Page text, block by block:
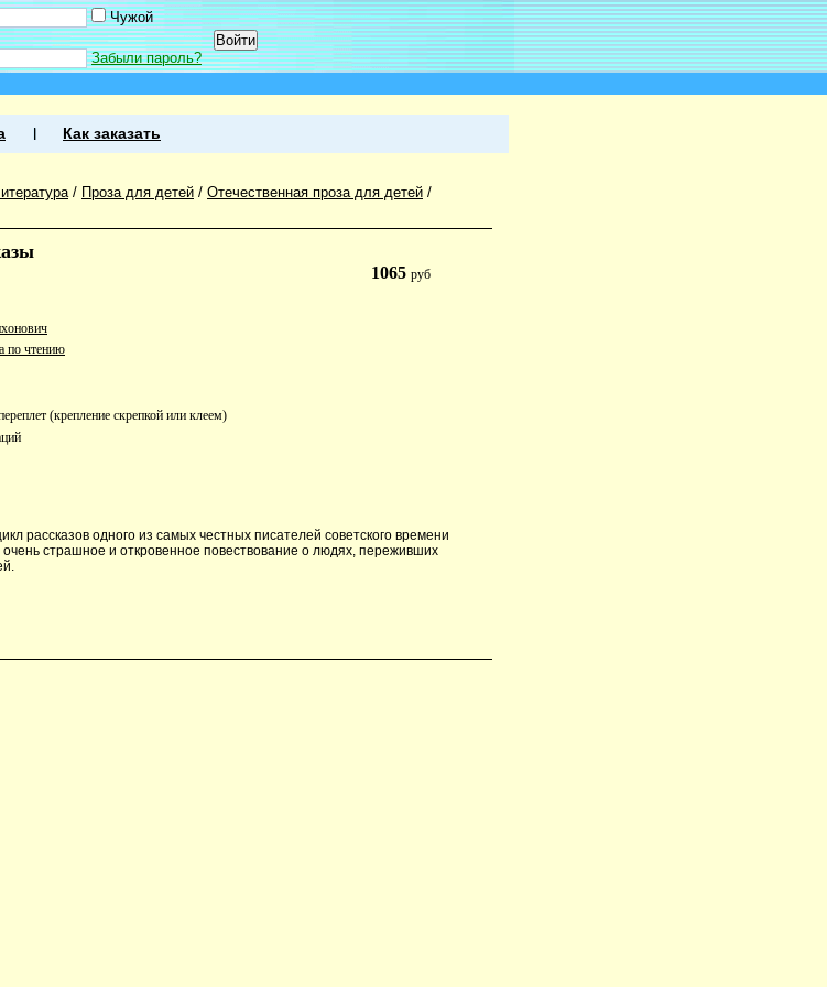
Чужой
Забыли пароль?
Как заказать
/ Проза для детей / Отечественная проза для детей /
1065руб
по чтению
(крепление скрепкой или клеем)
рассказов одного из самых честных писателей советского времени
страшное и откровенное повествование о людях, переживших